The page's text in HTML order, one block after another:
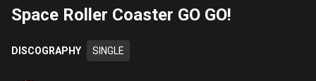
Space Roller Coaster GO GO!
DISCOGRAPHY SINGLE